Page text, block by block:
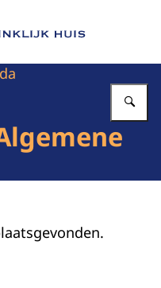
Het Koninklijk Huis